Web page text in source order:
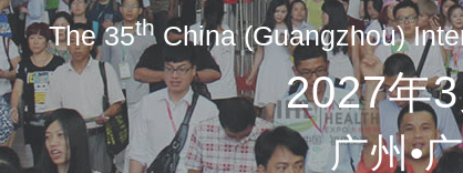
The 35thChina (Guangzhou)
2027年
广州•